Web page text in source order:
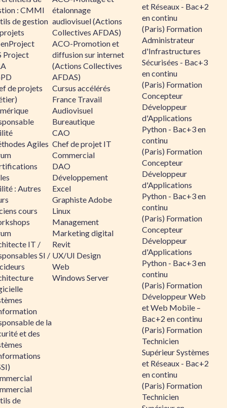
: CMMI
de gestion
Project
de projets
Agiles
: Autres
cours
IT /
SI /
de la
et des
de
étalonnage
audiovisuel (Actions
Collectives AFDAS)
ACO-Promotion et
diffusion sur internet
(Actions Collectives
AFDAS)
Cursus accélérés
France Travail
Audiovisuel
Bureautique
CAO
Chef de projet IT
Commercial
DAO
Développement
Excel
Graphiste Adobe
Linux
Management
Marketing digital
Revit
UX/UI Design
Web
Windows Server
et Réseaux - Bac+2
en continu
(Paris) Formation
Administrateur
d'Infrastructures
Sécurisées - Bac+3
en continu
(Paris) Formation
Concepteur
Développeur
d'Applications
Python - Bac+3 en
continu
(Paris) Formation
Concepteur
Développeur
d'Applications
Python - Bac+3 en
continu
(Paris) Formation
Concepteur
Développeur
d'Applications
Python - Bac+3 en
continu
(Paris) Formation
Développeur Web
et Web Mobile –
Bac+2 en continu
(Paris) Formation
Technicien
Supérieur Systèmes
et Réseaux - Bac+2
en continu
(Paris) Formation
Technicien